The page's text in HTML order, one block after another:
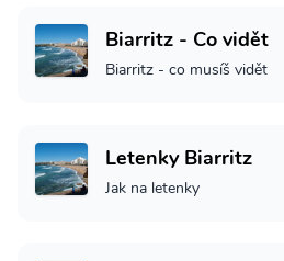
Biarritz - Co vidět
Biarritz - co musíš vidět
Letenky Biarritz
Jak na letenky